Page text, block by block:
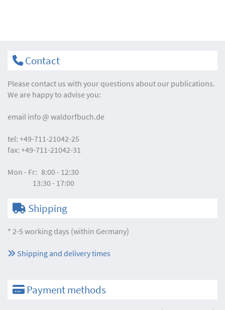
Contact
Please contact us with your questions about our publications.
We are happy to advise you:
email info waldorfbuch.de
tel: +49-711-21042-25
fax: +49-711-21042-31
Mon - Fr: 8:00 - 12:30
13:30 - 17:00
Shipping
* 2-5 working days (within Germany)
Shipping and delivery times
Payment methods